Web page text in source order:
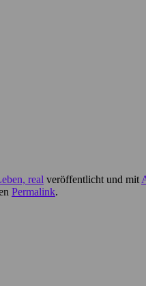
real veröffentlicht und mit
Permalink.